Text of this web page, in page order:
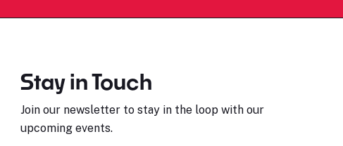
Stay in Touch
Join our newsletter to stay in the loop with our
upcoming events.